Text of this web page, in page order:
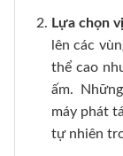
Lựa chọn
lên các
thể cao
ấm.
máy phát
tự nhiên